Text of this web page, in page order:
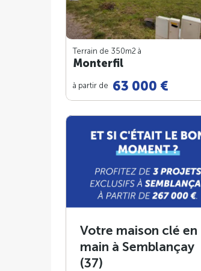
Terrain de 350m2 à
Monterfil
à partir de 63 000 €
Votre maison clé en
main à Semblançay
(37)